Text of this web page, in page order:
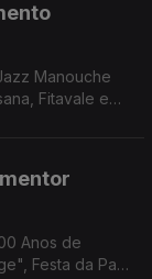
Manouche
Fitavale e
Anos de
Festa da Paz